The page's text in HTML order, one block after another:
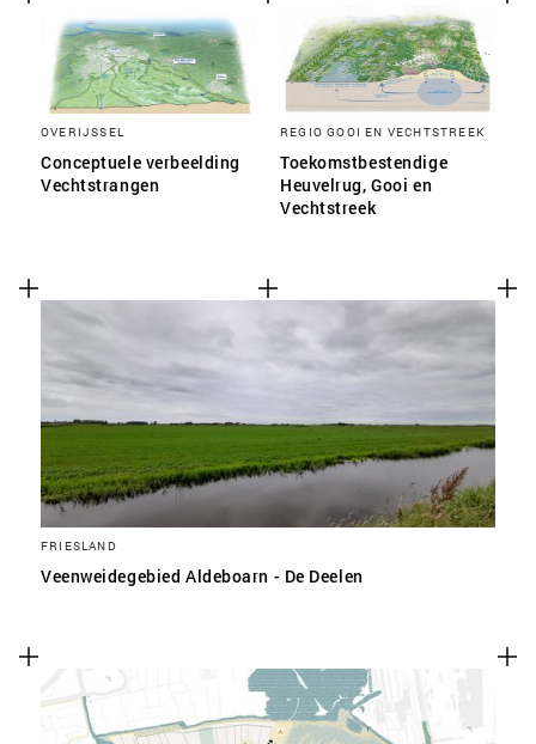
OVERIJSSEL
Conceptuele verbeelding
Vechtstrangen
REGIO GOOI EN VECHTSTREEK
Toekomstbestendige
Heuvelrug, Gooi en
Vechtstreek
FRIESLAND
Veenweidegebied Aldeboarn - De Deelen